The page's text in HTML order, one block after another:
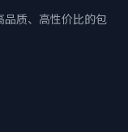
质、高性价比的包